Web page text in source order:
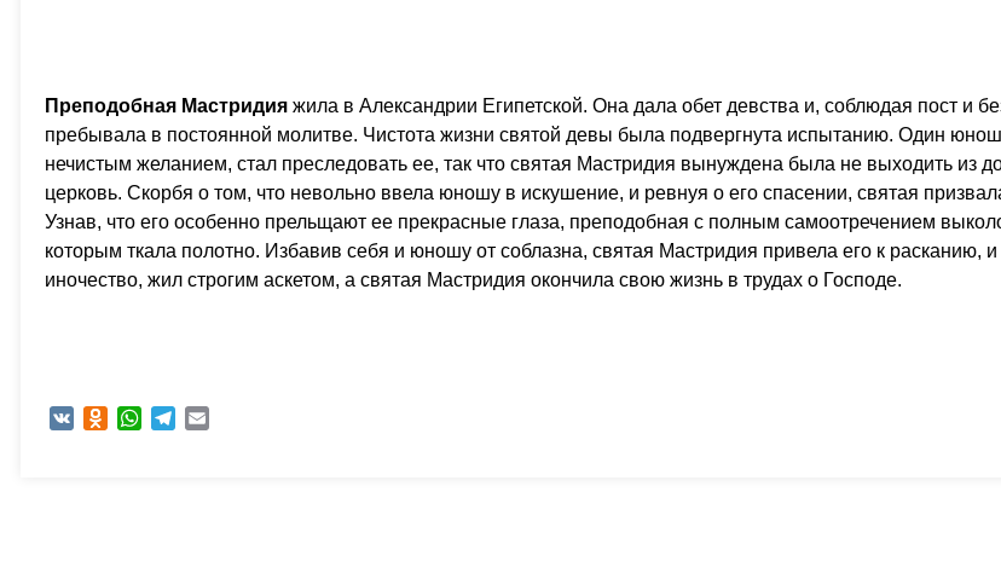
Преподобная Мастридия жила в Александрии Египетской. Она дала обет девства и, соблюдая пост и
пребывала в постоянной молитве. Чистота жизни святой девы была подвергнута испытанию. Один
нечистым желанием, стал преследовать ее, так что святая Мастридия вынуждена была не выходить из
церковь. Скорбя о том, что невольно ввела юношу в искушение, и ревнуя о его спасении, святая
Узнав, что его особенно прельщают ее прекрасные глаза, преподобная с полным самоотречением
которым ткала полотно. Избавив себя и юношу от соблазна, святая Мастридия привела его к расканию,
иночество, жил строгим аскетом, а святая Мастридия окончила свою жизнь в трудах о Господе.
VK Odnoklassniki
WhatsAppTelegram